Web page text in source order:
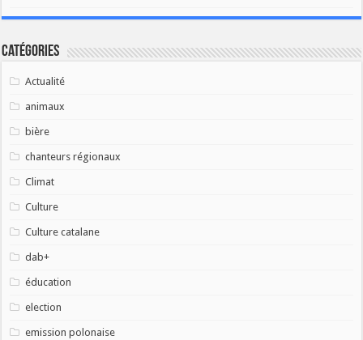
Catégories
Actualité
animaux
bière
chanteurs régionaux
Climat
Culture
Culture catalane
dab+
éducation
election
emission polonaise